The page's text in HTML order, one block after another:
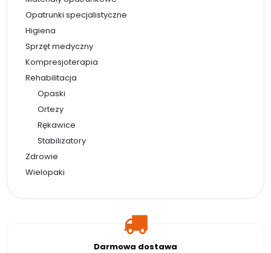
Opatrunki specjalistyczne
Higiena
Sprzęt medyczny
Kompresjoterapia
Rehabilitacja
Opaski
Ortezy
Rękawice
Stabilizatory
Zdrowie
Wielopaki
Darmowa dostawa